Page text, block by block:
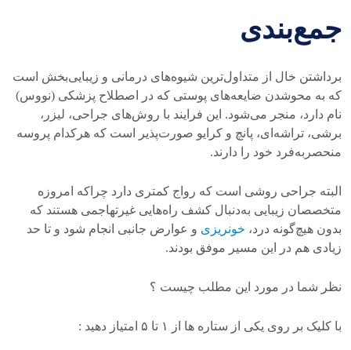
جمع‌بندی
برداشتن خال از متداول‌ترین شیوه‌های درمانی و زیبایی‌بخش است
که به محوشدن ضایعه‌های پوستی که در اصطلاح پزشکی (نووس)
نام دارد، منجر می‌شود. این فرایند با روش‌های جراحی، لیزر،
برشی، تراشه‌ای، پانچ و کرایو صورت‌پذیر است که هرکدام پروسه
منحصربه‌فرد خود را دارند.
البته جراحی روشی است که رواج کمتری دارد چراکه امروزه
متخصصان زیبایی به‌دنبال کشف راه‌هایی غیرتهاجمی هستند که
بدون هیچ‌گونه درد، خونریزی و‌ عوارض جانبی انجام شود و تا حد
زیادی هم در این مسیر موفق بودند.
نظر شما در مورد این مطلب چیست ؟
با کلیک بر روی یکی از ستاره ها از ۱ تا ۵ امتیاز دهید :